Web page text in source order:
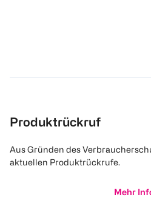
Produktrückruf
Aus Gründen des
aktuellen Produktrückrufe.
Mehr